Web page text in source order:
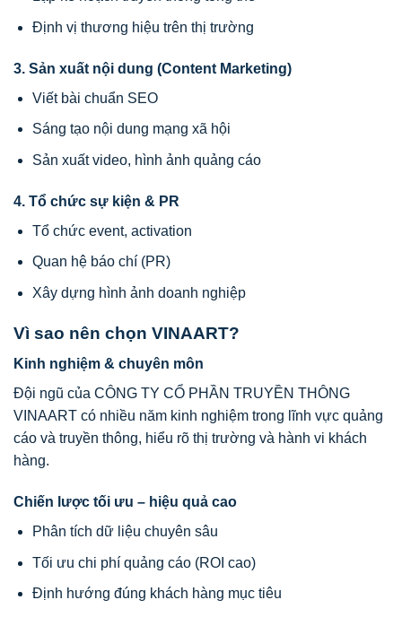
Định vị thương hiệu trên thị trường
3. Sản xuất nội dung (Content Marketing)
Viết bài chuẩn SEO
Sáng tạo nội dung mạng xã hội
Sản xuất video, hình ảnh quảng cáo
4. Tổ chức sự kiện & PR
Tổ chức event, activation
Quan hệ báo chí (PR)
Xây dựng hình ảnh doanh nghiệp
Vì sao nên chọn VINAART?
Kinh nghiệm & chuyên môn
Đội ngũ của CÔNG TY CỔ PHẦN TRUYỀN THÔNG
VINAART có nhiều năm kinh nghiệm trong lĩnh vực quảng
cáo và truyền thông, hiểu rõ thị trường và hành vi khách
hàng.
Chiến lược tối ưu – hiệu quả cao
Phân tích dữ liệu chuyên sâu
Tối ưu chi phí quảng cáo (ROI cao)
Định hướng đúng khách hàng mục tiêu